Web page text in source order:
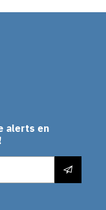
alerts en